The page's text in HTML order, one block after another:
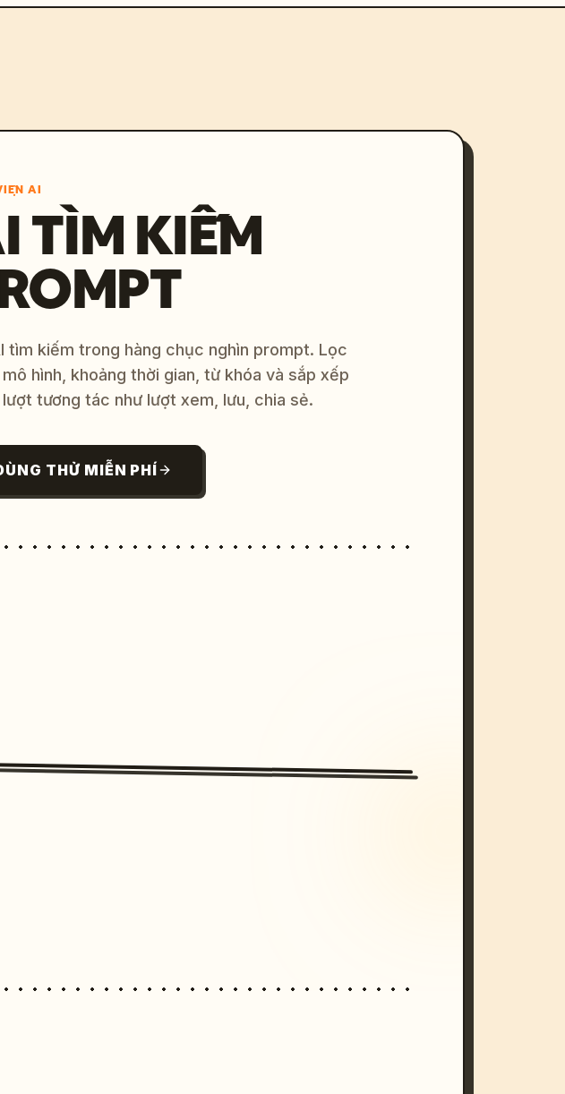
AI
TÌM KIẾM
tìm kiếm trong hàng chục nghìn prompt. Lọc
hình, khoảng thời gian, từ khóa và sắp xếp
tương tác như lượt xem, lưu, chia sẻ.
THỬ MIỄN PHÍ